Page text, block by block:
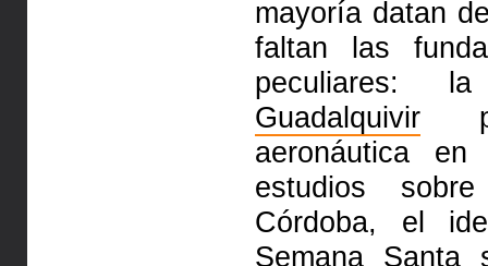
mayoría datan
faltan las
peculiares: la
Guadalquivir
aeronáutica
estudios
Córdoba, el
Semana Santa